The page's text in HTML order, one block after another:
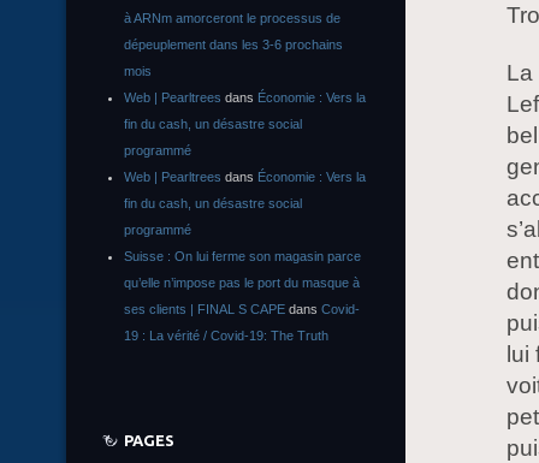
La
à ARNm amorceront le processus de
dépeuplement dans les 3-6 prochains
mois
Web | Pearltrees dans Économie : Vers la
fin du cash, un désastre social
programmé
Web | Pearltrees dans Économie : Vers la
fin du cash, un désastre social
programmé
Suisse : On lui ferme son magasin parce
qu’elle n’impose pas le port du masque à
ses clients | FINAL S CAPE dans Covid-
19 : La vérité / Covid-19: The Truth
PAGES